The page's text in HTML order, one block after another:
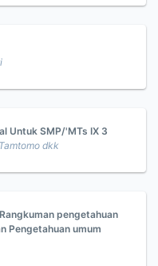
Untuk SMP/'MTs IX 3
dkk
pengetahuan
Pengetahuan umum